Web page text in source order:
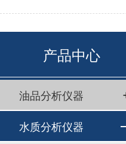
产品中心
油品分析仪器
水质分析仪器